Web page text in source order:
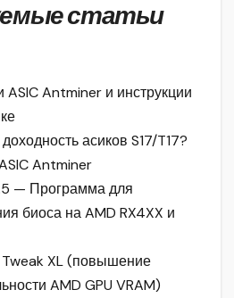
статьи
Antminer и инструкции
асиков S17/T17?
Antminer
— Программа для
биоса на AMD RX4XX и
XL (повышение
AMD GPU VRAM)